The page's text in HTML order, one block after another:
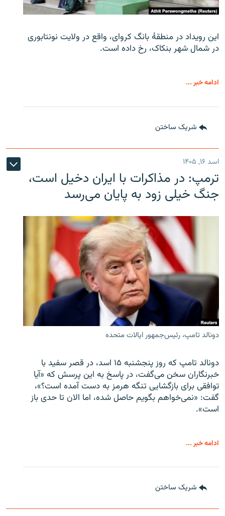
این رویداد در منطقۀ بانگ کروای، واقع در ولایت نونتابوری
در شمال شهر بنکاک، رخ داده است.
ادامه خبر ...
شریک ساختن
اسد ۱۶, ۱۴۰۵
ترمپ: در مذاکرات با ایران دخیل است،
جنگ خیلی زود به پایان می‌رسد
دونالد تامپ، رئیس‌جمهور ایالات متحده
دونالد تامپ که روز پنجشنبه ۱۵ اسد، در قصر سفید با
خبرنگاران سخن می‌گفت، در پاسخ به این پرسش که «آیا
توافقی برای بازگشایی تنگه هرمز به دست آمده است؟»،
گفت: «نمی‌خواهم بگویم حاصل شده، اما الان تا حدی باز
است».
ادامه خبر ...
شریک ساختن